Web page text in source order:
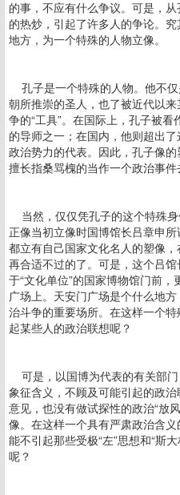
的事，不应有什么争议。可是，
的热炒，引起了许多人的争论。
地方，为一个特殊的人物立像。
孔子是一个特殊的人物。他不
朝所推崇的圣人，也了被近代以
争的“工具”。在国际上，孔子被
的导师之一；在国内，他则超出
政治势力的代表。因此，孔子像的
擅长指桑骂槐的当作一个政治事件
当然，仅仅凭孔子的这个特殊身
正像当初立像时国博馆长吕章申
都立有自己国家文化名人的塑像
再合适不过的了。可是，这个吕
于“文化单位”的国家博物馆门前，
广场上。天安门广场是个什么地
治斗争的重要场所。在这样一个
起某些人的政治联想呢？
可是，以国博为代表的有关部
象征含义，不顾及可能引起的政
意见，也没有做试探性的政治“放
像。在这样一个具有严肃政治含
能不引起那些受极“左”思想和“斯
呢？